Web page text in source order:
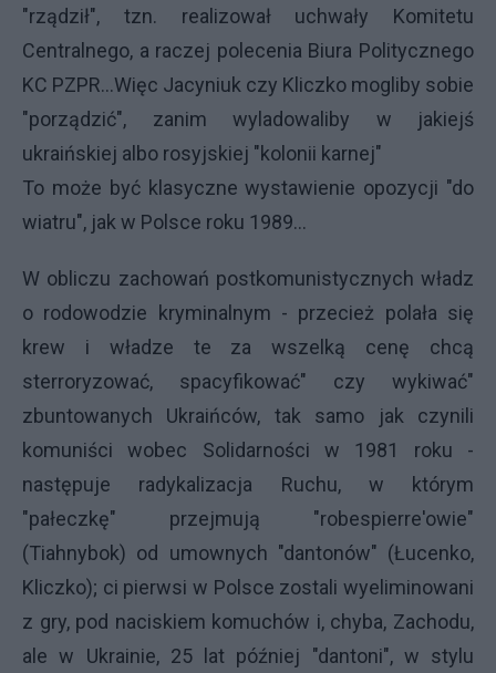
"rządził", tzn. realizował uchwały Komitetu
Centralnego, a raczej polecenia Biura Politycznego
KC PZPR...Więc Jacyniuk czy Kliczko mogliby sobie
"porządzić", zanim wyladowaliby w jakiejś
ukraińskiej albo rosyjskiej "kolonii karnej"
To może być klasyczne wystawienie opozycji "do
wiatru", jak w Polsce roku 1989...
W obliczu zachowań postkomunistycznych władz
o rodowodzie kryminalnym - przecież polała się
krew i władze te za wszelką cenę chcą
sterroryzować, spacyfikować" czy wykiwać"
zbuntowanych Ukraińców, tak samo jak czynili
komuniści wobec Solidarności w 1981 roku -
następuje radykalizacja Ruchu, w którym
"pałeczkę" przejmują "robespierre'owie"
(Tiahnybok) od umownych "dantonów" (Łucenko,
Kliczko); ci pierwsi w Polsce zostali wyeliminowani
z gry, pod naciskiem komuchów i, chyba, Zachodu,
ale w Ukrainie, 25 lat później "dantoni", w stylu